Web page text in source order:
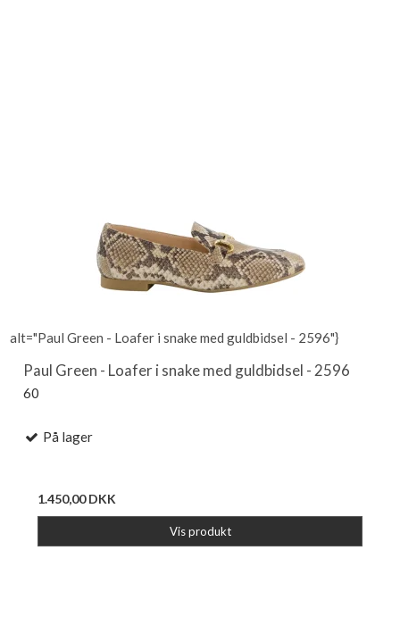
alt="Paul Green - Loafer i snake med guldbidsel - 2596"}
Paul Green - Loafer i snake med guldbidsel - 2596
60
På lager
1.450,00 DKK
Vis produkt